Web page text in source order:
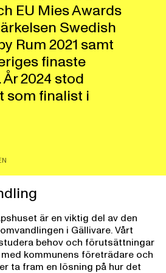
EU Mies Awards
Swedish
Rum 2021 samt
finaste
2024 stod
som finalist i
är en viktig del av den
i Gällivare. Vårt
behov och förutsättningar
kommunens företrädare och
ta fram en lösning på hur det